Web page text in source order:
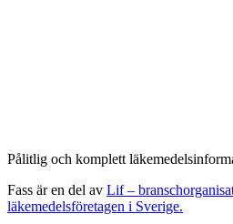
Pålitlig och komplett
Fass är en del av Lif –
läkemedelsföretagen i Sverige.